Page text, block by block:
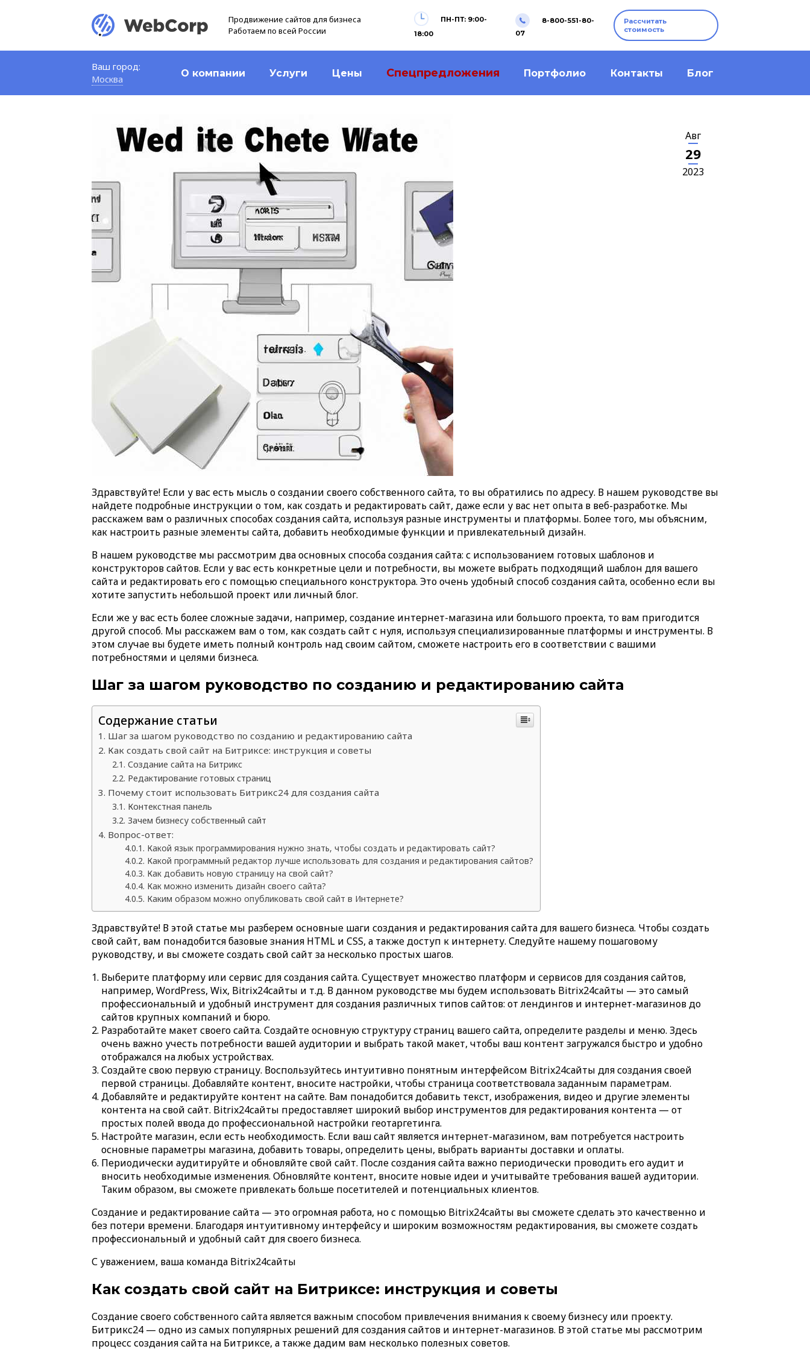
Продвижение сайтов для бизнеса
Работаем по всей России
ПН-ПТ: 9:00-
18:00
8-800-551-80-
07
Рассчитать
стоимость
Ваш город:
Москва
О компании Услуги Цены Спецпредложения Портфолио Контакты Блог
Авг
29
2023
Здравствуйте! Если у вас есть мысль о создании своего собственного сайта, то вы обратились по адресу. В нашем руководстве вы
найдете подробные инструкции о том, как создать и редактировать сайт, даже если у вас нет опыта в веб-разработке. Мы
расскажем вам о различных способах создания сайта, используя разные инструменты и платформы. Более того, мы объясним,
как настроить разные элементы сайта, добавить необходимые функции и привлекательный дизайн.
В нашем руководстве мы рассмотрим два основных способа создания сайта: с использованием готовых шаблонов и
конструкторов сайтов. Если у вас есть конкретные цели и потребности, вы можете выбрать подходящий шаблон для вашего
сайта и редактировать его с помощью специального конструктора. Это очень удобный способ создания сайта, особенно если вы
хотите запустить небольшой проект или личный блог.
Если же у вас есть более сложные задачи, например, создание интернет-магазина или большого проекта, то вам пригодится
другой способ. Мы расскажем вам о том, как создать сайт с нуля, используя специализированные платформы и инструменты. В
этом случае вы будете иметь полный контроль над своим сайтом, сможете настроить его в соответствии с вашими
потребностями и целями бизнеса.
Шаг за шагом руководство по созданию и редактированию сайта
Содержание статьи
Шаг за шагом руководство по созданию и редактированию сайта
Как создать свой сайт на Битриксе: инструкция и советы
Создание сайта на Битрикс
Редактирование готовых страниц
Почему стоит использовать Битрикс24 для создания сайта
Контекстная панель
Зачем бизнесу собственный сайт
Вопрос-ответ:
Какой язык программирования нужно знать, чтобы создать и редактировать сайт?
Какой программный редактор лучше использовать для создания и редактирования сайтов?
Как добавить новую страницу на свой сайт?
Как можно изменить дизайн своего сайта?
Каким образом можно опубликовать свой сайт в Интернете?
Здравствуйте! В этой статье мы разберем основные шаги создания и редактирования сайта для вашего бизнеса. Чтобы создать
свой сайт, вам понадобится базовые знания HTML и CSS, а также доступ к интернету. Следуйте нашему пошаговому
руководству, и вы сможете создать свой сайт за несколько простых шагов.
Выберите платформу или сервис для создания сайта. Существует множество платформ и сервисов для создания сайтов,
например, WordPress, Wix, Bitrix24сайты и т.д. В данном руководстве мы будем использовать Bitrix24сайты — это самый
профессиональный и удобный инструмент для создания различных типов сайтов: от лендингов и интернет-магазинов до
сайтов крупных компаний и бюро.
Разработайте макет своего сайта. Создайте основную структуру страниц вашего сайта, определите разделы и меню. Здесь
очень важно учесть потребности вашей аудитории и выбрать такой макет, чтобы ваш контент загружался быстро и удобно
отображался на любых устройствах.
Создайте свою первую страницу. Воспользуйтесь интуитивно понятным интерфейсом Bitrix24сайты для создания своей
первой страницы. Добавляйте контент, вносите настройки, чтобы страница соответствовала заданным параметрам.
Добавляйте и редактируйте контент на сайте. Вам понадобится добавить текст, изображения, видео и другие элементы
контента на свой сайт. Bitrix24сайты предоставляет широкий выбор инструментов для редактирования контента — от
простых полей ввода до профессиональной настройки геотаргетинга.
Настройте магазин, если есть необходимость. Если ваш сайт является интернет-магазином, вам потребуется настроить
основные параметры магазина, добавить товары, определить цены, выбрать варианты доставки и оплаты.
Периодически аудитируйте и обновляйте свой сайт. После создания сайта важно периодически проводить его аудит и
вносить необходимые изменения. Обновляйте контент, вносите новые идеи и учитывайте требования вашей аудитории.
Таким образом, вы сможете привлекать больше посетителей и потенциальных клиентов.
Создание и редактирование сайта — это огромная работа, но с помощью Bitrix24сайты вы сможете сделать это качественно и
без потери времени. Благодаря интуитивному интерфейсу и широким возможностям редактирования, вы сможете создать
профессиональный и удобный сайт для своего бизнеса.
С уважением, ваша команда Bitrix24сайты
Как создать свой сайт на Битриксе: инструкция и советы
Создание своего собственного сайта является важным способом привлечения внимания к своему бизнесу или проекту.
Битрикс24 — одно из самых популярных решений для создания сайтов и интернет-магазинов. В этой статье мы рассмотрим
процесс создания сайта на Битриксе, а также дадим вам несколько полезных советов.